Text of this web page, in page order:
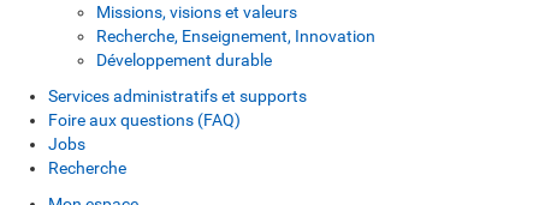
Missions, visions et valeurs
Recherche, Enseignement, Innovation
Développement durable
Services administratifs et supports
Foire aux questions (FAQ)
Jobs
Recherche